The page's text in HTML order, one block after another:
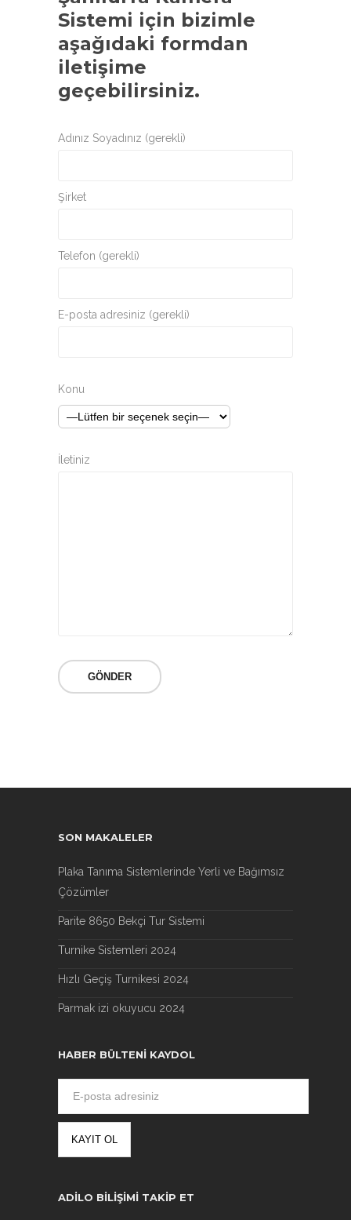
Sistemi için bizimle
aşağıdaki formdan
iletişime
geçebilirsiniz.
Adınız Soyadınız (gerekli)
Şirket
Telefon (gerekli)
E-posta adresiniz (gerekli)
Konu
İletiniz
SON MAKALELER
Plaka Tanıma Sistemlerinde Yerli ve Bağımsız
Çözümler
Parite 8650 Bekçi Tur Sistemi
Turnike Sistemleri 2024
Hızlı Geçiş Turnikesi 2024
Parmak izi okuyucu 2024
HABER BÜLTENI KAYDOL
ADILO BILIŞIMI TAKIP ET